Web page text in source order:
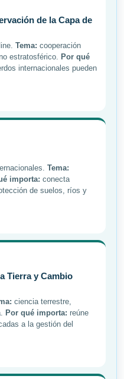
de la Capa de
Tema: cooperación
estratosférico. Por qué
internacionales pueden
Tema:
importa: conecta
de suelos, ríos y
Tierra y Cambio
ciencia terrestre,
Por qué importa: reúne
a la gestión del